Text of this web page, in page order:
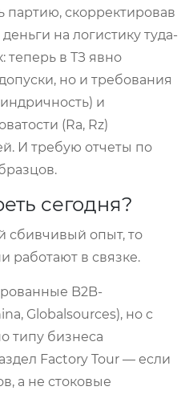
партию, скорректировав
на логистику туда-
теперь в ТЗ явно
но и требования
и
(Ra, Rz)
И требую отчеты по
сегодня?
сбивчивый опыт, то
работают в связке.
B2B-
Globalsources), но с
типу бизнеса
Factory Tour — если
а не стоковые